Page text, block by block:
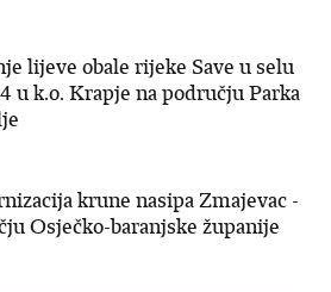
lijeve obale rijeke Save u selu
u k.o. Krapje na području Parka
krune nasipa Zmajevac -
Osječko-baranjske županije